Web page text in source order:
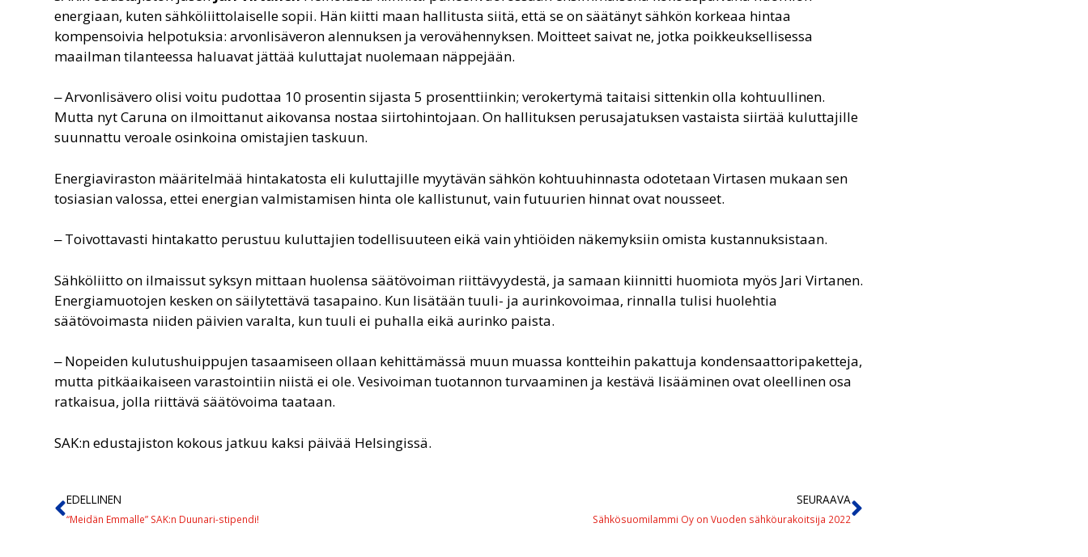
energiaan, kuten sähköliittolaiselle sopii. Hän kiitti maan hallitusta siitä, että se on säätänyt sähkön korkeaa hintaa
kompensoivia helpotuksia: arvonlisäveron alennuksen ja verovähennyksen. Moitteet saivat ne, jotka poikkeuksellisessa
maailman tilanteessa haluavat jättää kuluttajat nuolemaan näppejään.
‒ Arvonlisävero olisi voitu pudottaa 10 prosentin sijasta 5 prosenttiinkin; verokertymä taitaisi sittenkin olla kohtuullinen.
Mutta nyt Caruna on ilmoittanut aikovansa nostaa siirtohintojaan. On hallituksen perusajatuksen vastaista siirtää kuluttajille
suunnattu veroale osinkoina omistajien taskuun.
Energiaviraston määritelmää hintakatosta eli kuluttajille myytävän sähkön kohtuuhinnasta odotetaan Virtasen mukaan sen
tosiasian valossa, ettei energian valmistamisen hinta ole kallistunut, vain futuurien hinnat ovat nousseet.
‒ Toivottavasti hintakatto perustuu kuluttajien todellisuuteen eikä vain yhtiöiden näkemyksiin omista kustannuksistaan.
Sähköliitto on ilmaissut syksyn mittaan huolensa säätövoiman riittävyydestä, ja samaan kiinnitti huomiota myös Jari Virtanen.
Energiamuotojen kesken on säilytettävä tasapaino. Kun lisätään tuuli- ja aurinkovoimaa, rinnalla tulisi huolehtia
säätövoimasta niiden päivien varalta, kun tuuli ei puhalla eikä aurinko paista.
‒ Nopeiden kulutushuippujen tasaamiseen ollaan kehittämässä muun muassa kontteihin pakattuja kondensaattoripaketteja,
mutta pitkäaikaiseen varastointiin niistä ei ole. Vesivoiman tuotannon turvaaminen ja kestävä lisääminen ovat oleellinen osa
ratkaisua, jolla riittävä säätövoima taataan.
SAK:n edustajiston kokous jatkuu kaksi päivää Helsingissä.
EDELLINEN
“Meidän Emmalle” SAK:n Duunari-stipendi!
SEURAAVA
Sähkösuomilammi Oy on Vuoden sähköurakoitsija 2022